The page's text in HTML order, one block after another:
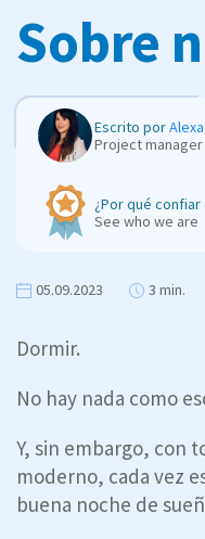
Sobre
Escrito porAlexa
Project manager
¿Por qué
See who we are
05.09.2023 3 min.
Dormir.
No hay nada como
Y, sin embargo, con
moderno, cada vez
buena noche de